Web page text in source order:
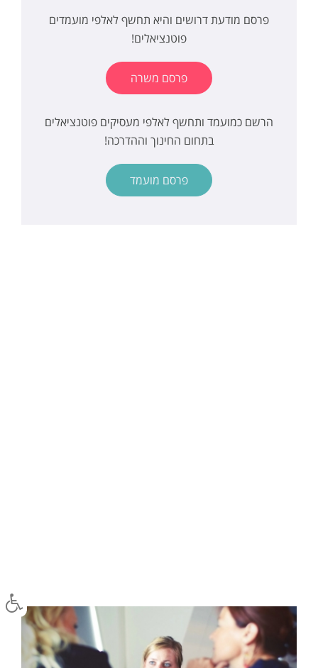
פרסם מודעת דרושים והיא תחשף לאלפי מועמדים
פוטנציאלים!
פרסם משרה
הרשם כמועמד ותחשף לאלפי מעסיקים פוטנציאלים
בתחום החינוך וההדרכה!
פרסם מועמד